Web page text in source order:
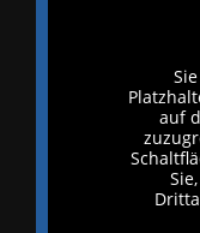
auf